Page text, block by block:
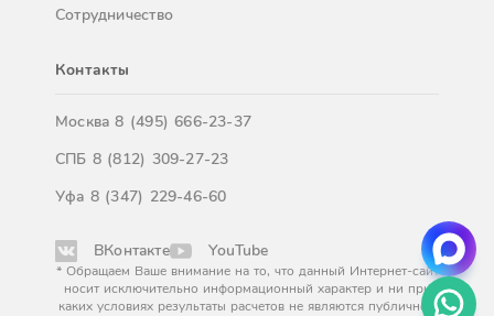
Сотрудничество
Контакты
Москва8 (495) 666-23-37
СПБ 8 (812) 309-27-23
Уфа 8 (347) 229-46-60
ВКонтакте YouTube
* Обращаем Ваше внимание на то, что данный Интернет-сайт
носит исключительно информационный характер и ни при
каких условиях результаты расчетов не являются публичной